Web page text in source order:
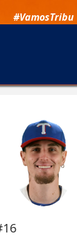
#VamosTribu